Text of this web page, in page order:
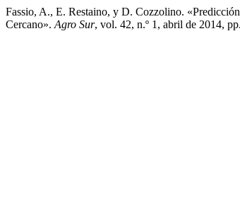
Fassio, A., E. Restaino, y D. Cozzolino.
Cercano». Agro Sur, vol. 42, n.º 1, abril de 2014,